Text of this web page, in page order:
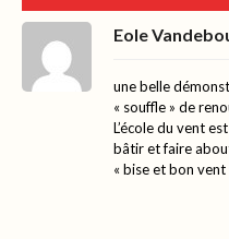
Eole
une belle
« souffle » de
L’école du vent
bâtir et faire
« bise et bon vent